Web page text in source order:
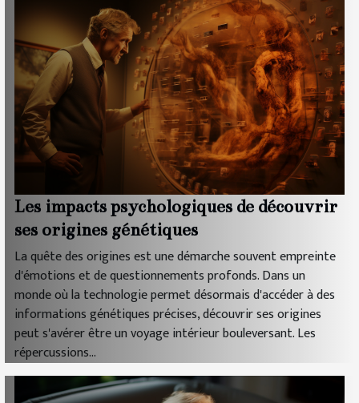
Les impacts psychologiques de découvrir
ses origines génétiques
La quête des origines est une démarche souvent empreinte
d'émotions et de questionnements profonds. Dans un
monde où la technologie permet désormais d'accéder à des
informations génétiques précises, découvrir ses origines
peut s'avérer être un voyage intérieur bouleversant. Les
répercussions...